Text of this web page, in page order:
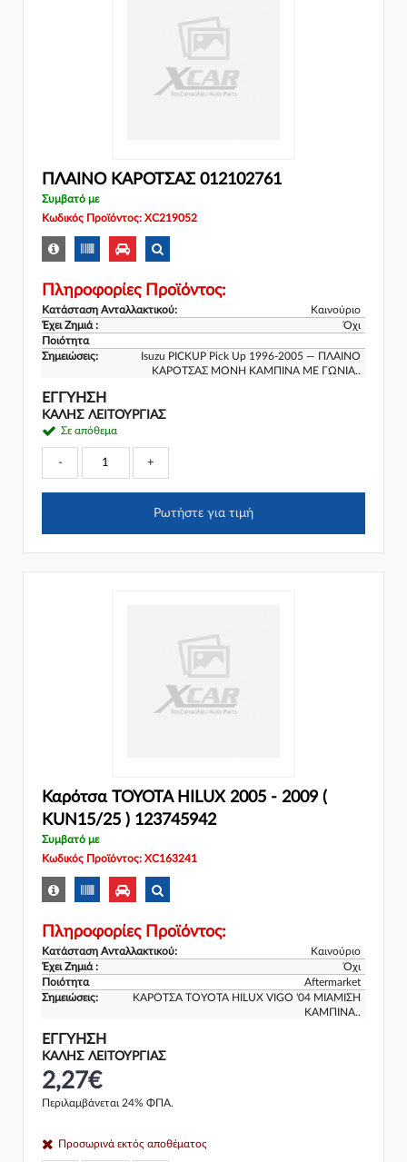
ΠΛΑΙΝΟ ΚΑΡΟΤΣΑΣ 012102761
Συμβατό με
Κωδικός Προϊόντος: XC219052
Πληροφορίες Προϊόντος:
Κατάσταση Ανταλλακτικού:
Καινούριο
Έχει Ζημιά :
Όχι
Ποιότητα
Σημειώσεις:
Isuzu PICKUP Pick Up 1996-2005 — ΠΛΑΙΝΟ
ΚΑΡΟΤΣΑΣ ΜΟΝΗ ΚΑΜΠΙΝΑ ΜΕ ΓΩΝΙΑ..
ΕΓΓΎΗΣΗ
ΚΑΛΗΣ ΛΕΙΤΟΥΡΓΙΑΣ
Σε απόθεμα
- +
Ρωτήστε για τιμή
Καρότσα TOYOTA HILUX 2005 - 2009 (
KUN15/25 ) 123745942
Συμβατό με
Κωδικός Προϊόντος: XC163241
Πληροφορίες Προϊόντος:
Κατάσταση Ανταλλακτικού:
Καινούριο
Έχει Ζημιά :
Όχι
Ποιότητα
Aftermarket
Σημειώσεις:
ΚΑΡΟΤΣΑ TOYOTA HILUX VIGO '04 ΜΙΑΜΙΣΗ
ΚΑΜΠΙΝΑ..
ΕΓΓΎΗΣΗ
ΚΑΛΗΣ ΛΕΙΤΟΥΡΓΙΑΣ
2,27€
Περιλαμβάνεται 24% ΦΠΑ.
Προσωρινά εκτός αποθέματος